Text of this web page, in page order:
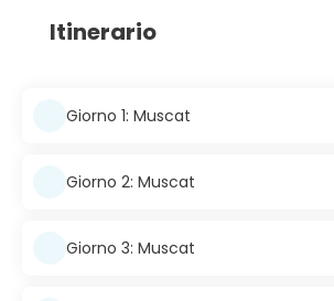
Itinerario
Giorno 1: Muscat
Giorno 2: Muscat
Giorno 3: Muscat